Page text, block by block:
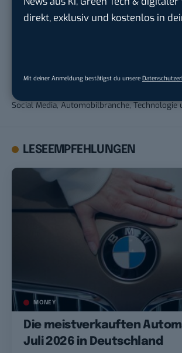
direkt, exklusiv und kostenlos in
Mit deiner Anmeldung bestätigst du unsere
Andrea Keller
Journalismus und
wurde. Privat sowie beruflich fokussiert sie
Social Media, Automobilbranche, Technologie
LESEEMPFEHLUNGEN
MONEY
Die meistverkauften
Juli 2026 in Deutschland